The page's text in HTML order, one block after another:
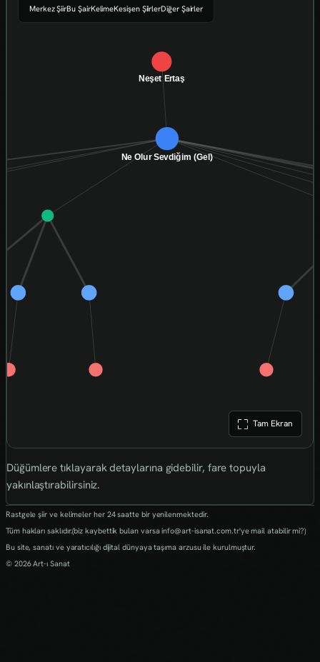
Tam Ekran
Merkez ŞiirBu ŞairKelimeKesişen ŞiirlerDiğer Şairler
Düğümlere tıklayarak detaylarına gidebilir, fare topuyla
yakınlaştırabilirsiniz.
Rastgele şiir ve kelimeler her 24 saatte bir yenilenmektedir.
Tüm hakları saklıdır.(biz kaybettik bulan varsa info@art-isanat.com.tr'ye mail atabilir mi?)
Bu site, sanatı ve yaratıcılığı dijital dünyaya taşıma arzusu ile kurulmuştur.
© 2026 Art-ı Sanat